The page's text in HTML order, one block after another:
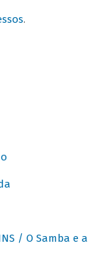
.
/ O Samba e a